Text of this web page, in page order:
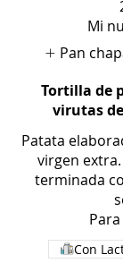
Mi
Pan
Tortilla de
virutas
Patata
virgen
terminada
Con